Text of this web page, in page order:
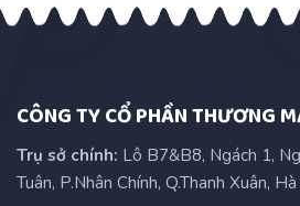
CÔNG TY CỔ PHẦN THƯƠNG
Trụ sở chính: Lô B7&B8, Ngách 1,
Tuân, P.Nhân Chính, Q.Thanh Xuân,